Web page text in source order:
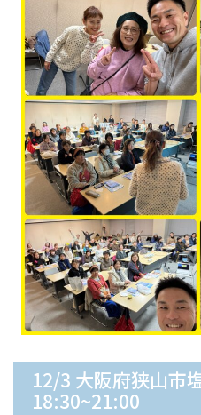
12/3 大阪府狭山市
18:30~21:00